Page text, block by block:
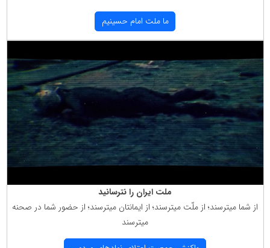
ما ملت امام حسینیم
ملت ایران را نترسانید
از شما میترسند؛ از ملّت میترسند؛ از ایمانتان میترسند؛ از حضور شما در صحنه
میترسند